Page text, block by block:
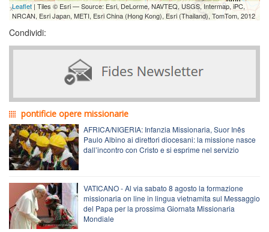
Leaflet | Tiles © Esri — Source: Esri, DeLorme, NAVTEQ, USGS, Intermap, iPC,
NRCAN, Esri Japan, METI, Esri China (Hong Kong), Esri (Thailand), TomTom, 2012
Condividi:
pontificie opere missionarie
AFRICA/NIGERIA: Infanzia Missionaria, Suor Inês
Paulo Albino ai direttori diocesani: la missione nasce
dall’incontro con Cristo e si esprime nel servizio
VATICANO - Al via sabato 8 agosto la formazione
missionaria on line in lingua vietnamita sul Messaggio
del Papa per la prossima Giornata Missionaria
Mondiale